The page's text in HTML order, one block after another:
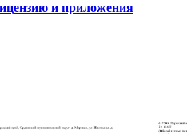
и приложения